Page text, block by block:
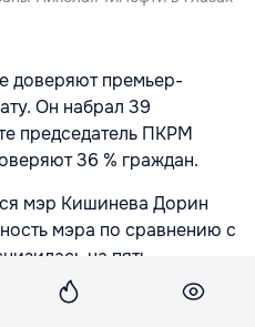
доверяют премьер-
Он набрал 39
председатель ПКРМ
36 % граждан.
мэр Кишинева Дорин
мэра по сравнению с
на пять